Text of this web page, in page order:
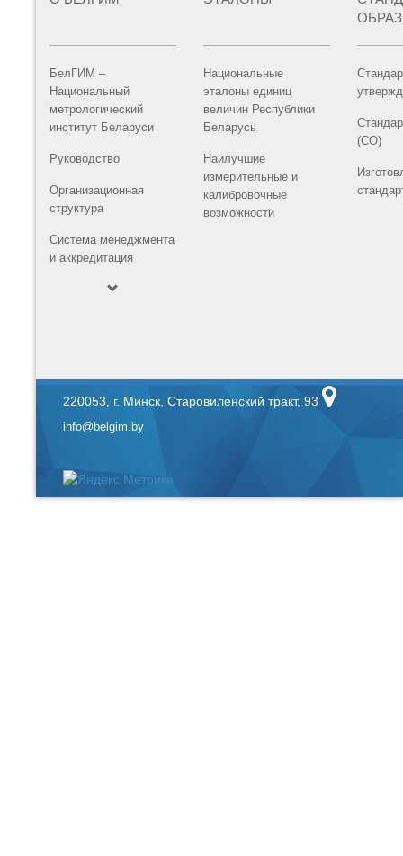
БелГИМ –
Национальный
метрологический
институт Беларуси
Руководство
Организационная
структура
Система менеджмента
и аккредитация
Национальные
эталоны единиц
величин Республики
Беларусь
Наилучшие
измерительные и
калибровочные
возможности
(СО)
220053, г. Минск, Старовиленский тракт, 93
info@belgim.by